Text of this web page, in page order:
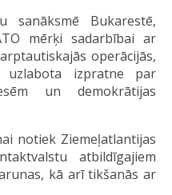
sanāksmē Bukarestē,
mērķi sadarbībai ar
operācijās,
uzlabota izpratne par
un demokrātijas
notiek Ziemeļatlantijas
atbildīgajiem
kā arī tikšanās ar